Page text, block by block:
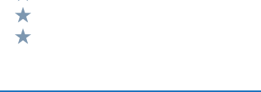
Valuta 3 stelle su 5
Valuta 2 stelle su 5